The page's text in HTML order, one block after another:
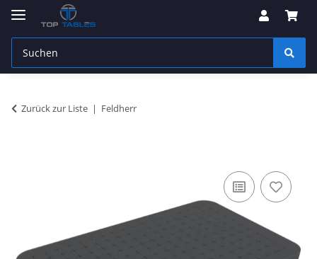
Zurück zur Liste Feldherr